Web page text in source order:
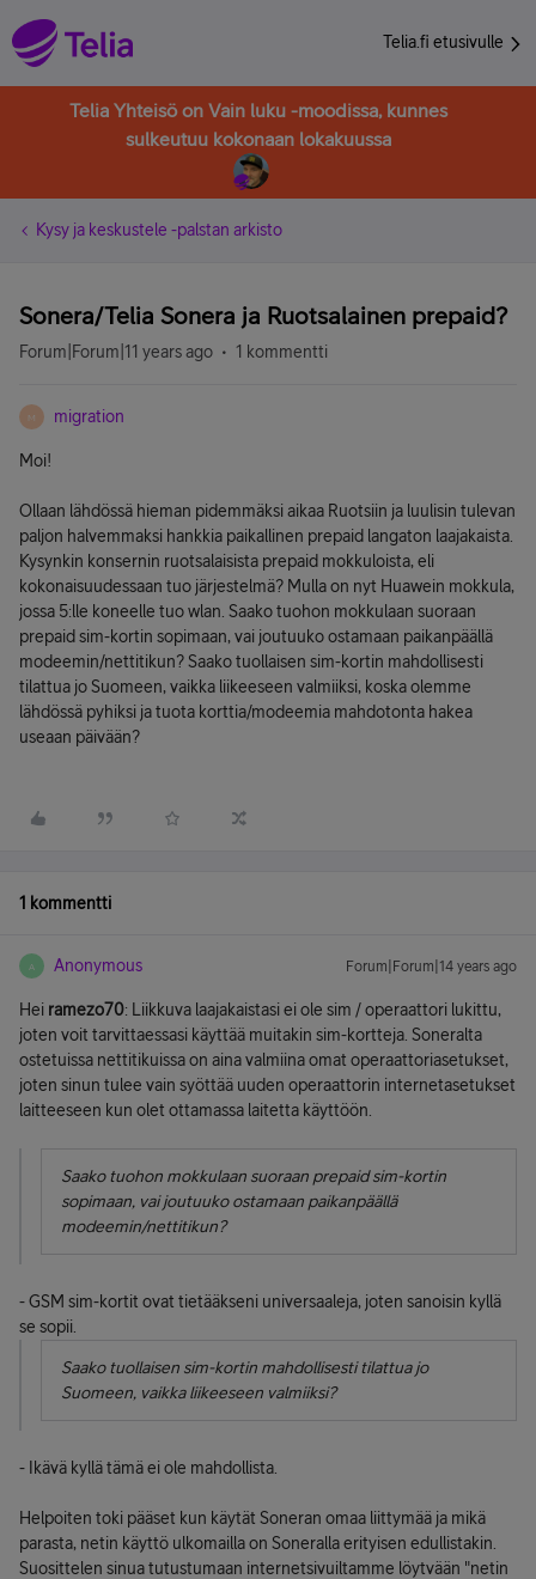
Telia.fi etusivulle
Telia Yhteisö on Vain luku -moodissa, kunnes
sulkeutuu kokonaan lokakuussa
Kysy ja keskustele -palstan arkisto
Sonera/Telia Sonera ja Ruotsalainen prepaid?
Forum|Forum|11 years ago 1 kommentti
M migration
Moi!
Ollaan lähdössä hieman pidemmäksi aikaa Ruotsiin ja luulisin tulevan
paljon halvemmaksi hankkia paikallinen prepaid langaton laajakaista.
Kysynkin konsernin ruotsalaisista prepaid mokkuloista, eli
kokonaisuudessaan tuo järjestelmä? Mulla on nyt Huawein mokkula,
jossa 5:lle koneelle tuo wlan. Saako tuohon mokkulaan suoraan
prepaid sim-kortin sopimaan, vai joutuuko ostamaan paikanpäällä
modeemin/nettitikun? Saako tuollaisen sim-kortin mahdollisesti
tilattua jo Suomeen, vaikka liikeeseen valmiiksi, koska olemme
lähdössä pyhiksi ja tuota korttia/modeemia mahdotonta hakea
useaan päivään?
1 kommentti
A Anonymous Forum|Forum|14 years ago
Hei ramezo70: Liikkuva laajakaistasi ei ole sim / operaattori lukittu,
joten voit tarvittaessasi käyttää muitakin sim-kortteja. Soneralta
ostetuissa nettitikuissa on aina valmiina omat operaattoriasetukset,
joten sinun tulee vain syöttää uuden operaattorin internetasetukset
laitteeseen kun olet ottamassa laitetta käyttöön.
Saako tuohon mokkulaan suoraan prepaid sim-kortin
sopimaan, vai joutuuko ostamaan paikanpäällä
modeemin/nettitikun?
- GSM sim-kortit ovat tietääkseni universaaleja, joten sanoisin kyllä
se sopii.
Saako tuollaisen sim-kortin mahdollisesti tilattua jo
Suomeen, vaikka liikeeseen valmiiksi?
- Ikävä kyllä tämä ei ole mahdollista.
Helpoiten toki pääset kun käytät Soneran omaa liittymää ja mikä
parasta, netin käyttö ulkomailla on Soneralla erityisen edullistakin.
Suosittelen sinua tutustumaan internetsivuiltamme löytvään "netin